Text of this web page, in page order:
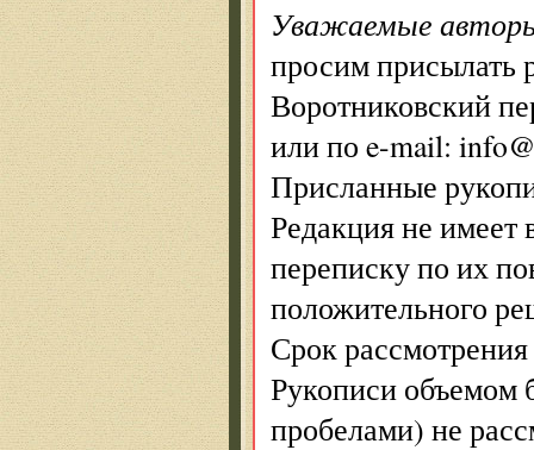
Уважаемые
просим присылать
Воротниковский
или по e-mail:
Присланные
Редакция не имеет
переписку по их
положительного
Срок
Рукописи объемом
пробелами) не